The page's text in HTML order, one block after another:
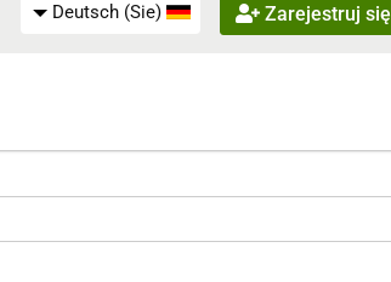
Deutsch (Sie) Zarejestruj się